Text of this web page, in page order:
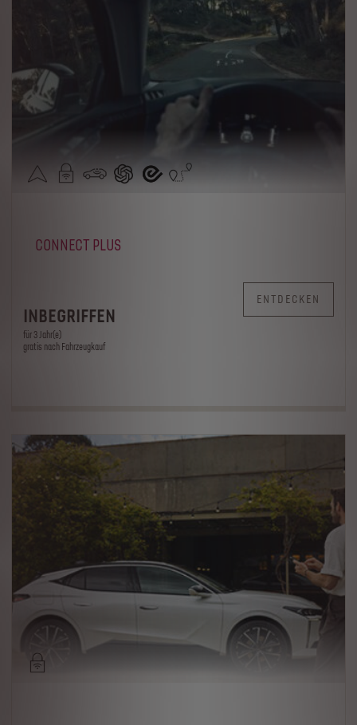
CONNECT PLUS
INBEGRIFFEN
für 3 Jahr(e)
gratis nach Fahrzeugkauf
ENTDECKEN